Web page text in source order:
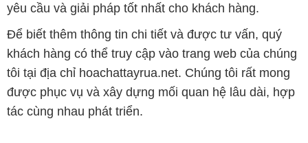
yêu cầu và giải pháp tốt nhất cho khách hàng.
Để biết thêm thông tin chi tiết và được tư vấn, quý
khách hàng có thể truy cập vào trang web của chúng
tôi tại địa chỉ hoachattayrua.net. Chúng tôi rất mong
được phục vụ và xây dựng mối quan hệ lâu dài, hợp
tác cùng nhau phát triển.